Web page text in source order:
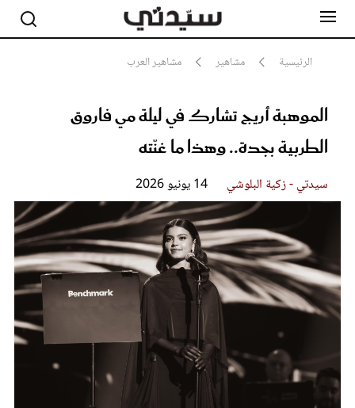
الرئيسية مشاهير مشاهير العرب
الموهبة أريج تشارك في ليلة مي فاروق
الطربية بجدة.. وهذا ما غنّته
سيدتي - زكية البلوشي 14 يونيو 2026
مشاهير
جمال
سيدتي وطفلك
لايف ستايل
فيديو
مطبخ سيدتي
مقالات الرأي
ستايل
عروس سيدتي